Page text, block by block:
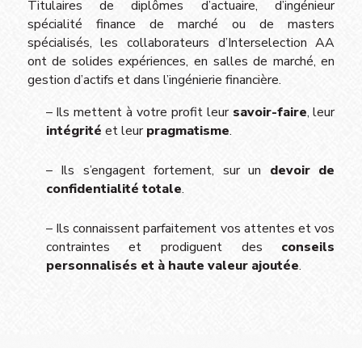
Titulaires de diplômes d’actuaire, d’ingénieur
spécialité finance de marché ou de masters
spécialisés, les collaborateurs d’Interselection AA
ont de solides expériences, en salles de marché, en
gestion d’actifs et dans l’ingénierie financière.
– Ils mettent à votre profit leur savoir-faire, leur
intégrité et leurpragmatisme.
– Ils s’engagent fortement, sur un devoir de
confidentialité totale.
– Ils connaissent parfaitement vos attentes et vos
contraintes et prodiguent des conseils
personnalisés et à haute valeur ajoutée.